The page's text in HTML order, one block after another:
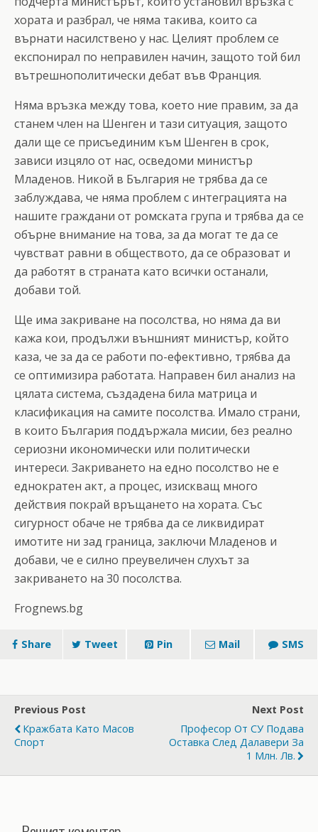
хората и разбрал, че няма такива, които са
върнати насилствено у нас. Целият проблем се
експонирал по неправилен начин, защото той бил
вътрешнополитически дебат във Франция.
Няма връзка между това, което ние правим, за да
станем член на Шенген и тази ситуация, защото
дали ще се присъединим към Шенген в срок,
зависи изцяло от нас, осведоми министър
Младенов. Никой в България не трябва да се
заблуждава, че няма проблем с интеграцията на
нашите граждани от ромската група и трябва да се
обърне внимание на това, за да могат те да се
чувстват равни в обществото, да се образоват и
да работят в страната като всички останали,
добави той.
Ще има закриване на посолства, но няма да ви
кажа кои, продължи външният министър, който
каза, че за да се работи по-ефективно, трябва да
се оптимизира работата. Направен бил анализ на
цялата система, създадена била матрица и
класификация на самите посолства. Имало страни,
в които България поддържала мисии, без реално
сериозни икономически или политически
интереси. Закриването на едно посолство не е
еднократен акт, а процес, изискващ много
действия покрай връщането на хората. Със
сигурност обаче не трябва да се ликвидират
имотите ни зад граница, заключи Младенов и
добави, че е силно преувеличен слухът за
закриването на 30 посолства.
Frognews.bg
Share Tweet Pin Mail SMS
Previous Post
Кражбата Като Масов
Спорт
Next Post
Професор От СУ Подава
Оставка След Далавери За
1 Млн. Лв.